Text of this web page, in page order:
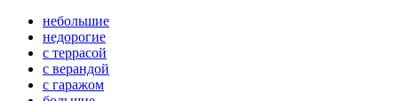
небольшие
недорогие
с террасой
с верандой
с гаражом